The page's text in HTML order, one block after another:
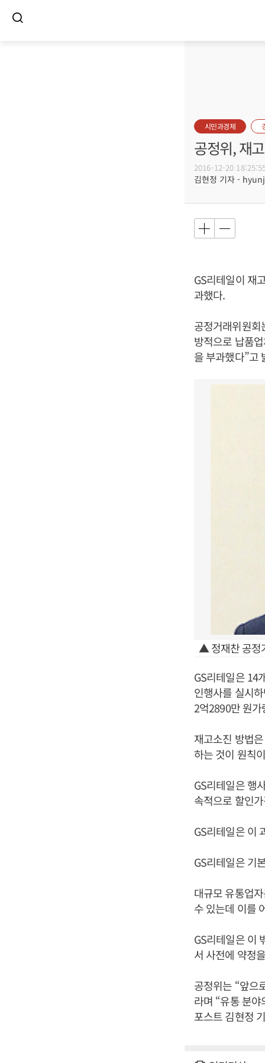
시민과경제
공정위, 재
2016-12-20
김현정 기자 -
GS리테일이 재
과했다.
공정거래위원회
방적으로 납품
을 부과했다”고
▲ 정재찬 공정
GS리테일은 14
인행사를 실시
2억2890만 원
재고소진 방법
하는 것이 원칙
GS리테일은 행
속적으로 할인
GS리테일은 이
GS리테일은 기
대규모 유통업
수 있는데 이를
GS리테일은 이
서 사전에 약정
공정위는 “앞으
라며 “유통 분
포스트 김현정